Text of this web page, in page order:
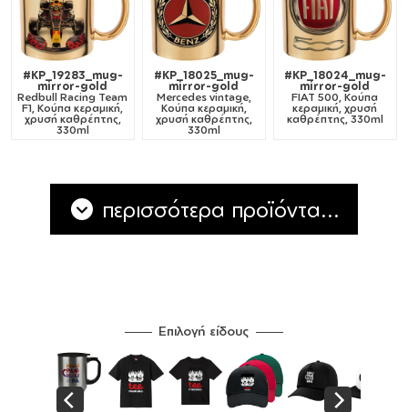
#KP_19283_mug-
mirror-gold
Redbull Racing Team
F1, Κούπα κεραμική,
χρυσή καθρέπτης,
330ml
#KP_18025_mug-
mirror-gold
Mercedes vintage,
Κούπα κεραμική,
χρυσή καθρέπτης,
330ml
#KP_18024_mug-
mirror-gold
FIAT 500, Κούπα
κεραμική, χρυσή
καθρέπτης, 330ml
περισσότερα προϊόντα...
Επιλογή είδους